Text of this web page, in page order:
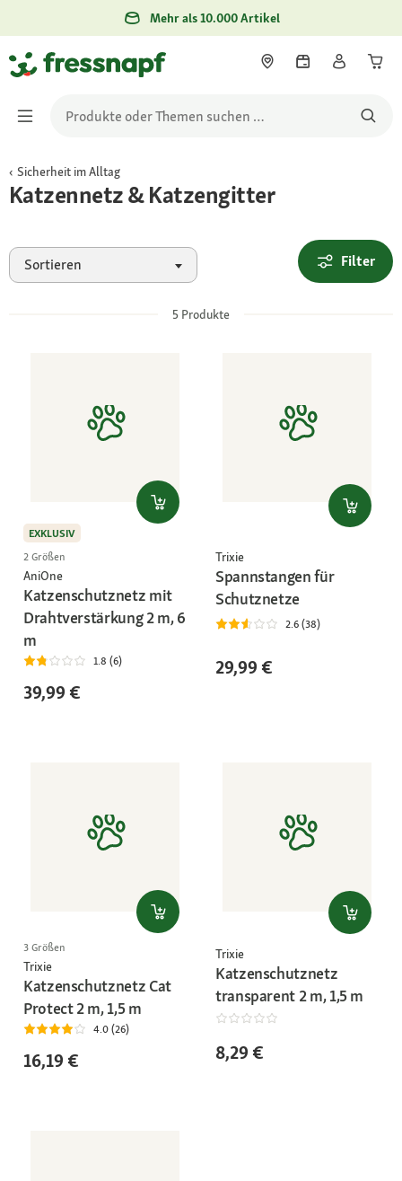
Mehr als 10.000 Artikel
Sicherheit im Alltag
Katzennetz & Katzengitter
Sortieren Filter
5 Produkte
EXKLUSIV
2 Größen
AniOne
Katzenschutznetz mit
Drahtverstärkung 2 m, 6
m
1.8 (6)
39,99 €
Trixie
Spannstangen für
Schutznetze
2.6 (38)
29,99 €
3 Größen
Trixie
Katzenschutznetz Cat
Protect 2 m, 1,5 m
4.0 (26)
16,19 €
Trixie
Katzenschutznetz
transparent 2 m, 1,5 m
8,29 €